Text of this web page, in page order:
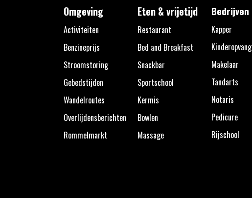
Omgeving
Activiteiten
Benzineprijs
Stroomstoring
Gebedstijden
Wandelroutes
Overlijdensberichten
Rommelmarkt
Eten & vrijetijd
Restaurant
Bed and Breakfast
Snackbar
Sportschool
Kermis
Bowlen
Massage
Bedrijven
Kapper
Kinderopvang
Makelaar
Tandarts
Notaris
Pedicure
Rijschool